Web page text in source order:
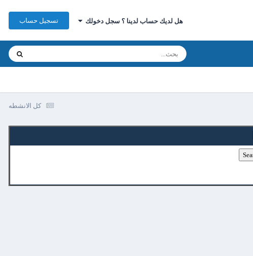
هل لديك حساب لدينا ؟ سجل دخولك تسجيل حساب
كل الانشطه